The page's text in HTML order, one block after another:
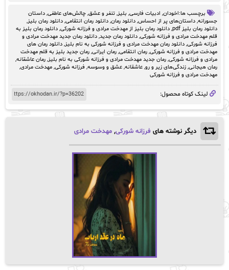
برچسب ها:اخودان, ادبیات فارسی, بلیز, تنفر و عشق, چالش‌های عاطفی, داستان
جسورانه, داستان‌های پر از احساس, دانلود رمان, دانلود رمان انتقامی, دانلود رمان بلیز,
دانلود رمان بلیز pdf
, دانلود رمان بلیز از مهدخت مرادی و فرزانه شورکی, دانلود رمان بلیز به
قلم مهدخت مرادی و فرزانه شورکی, دانلود رمان جدید, دانلود رمان جدید مهدخت مرادی و
فرزانه شورکی, دانلود رمان مهدخت مرادی و فرزانه شورکی به نام بلیز, دانلود رمان های
مهدخت مرادی و فرزانه شورکی, رمان انتقامی, رمان ایرانی, رمان جدید بلیز به قلم مهدخت
مرادی و فرزانه شورکی, رمان جدید مهدخت مرادی و فرزانه شورکی به نام بلیز, رمان عاشقانه,
رمان‌ هیجانی, زندگی‌های زیر و رو, عاشقانه, عشق و وسوسه, فرزانه شورکی, مهدخت مرادی,
مهدخت مرادی و فرزانه شورکی
لینک کوتاه محصول:
دیگر نوشته های فرزانه شورکی, مهدخت مرادی